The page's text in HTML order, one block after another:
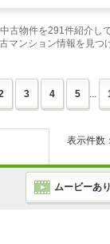
物件を291件紹介
ンション情報を見
3 4 5 ...
表示件数
ムービーあ